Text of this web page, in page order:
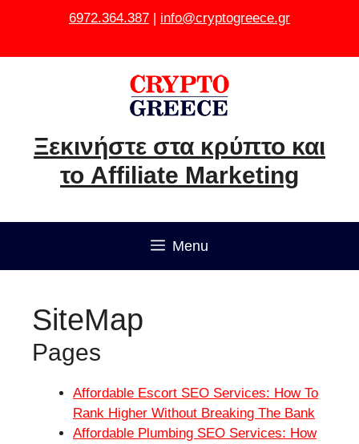
6972.364.387 | info@cryptogreece.gr
Ξεκινήστε στα κρύπτο και
το Affiliate Marketing
Menu
SiteMap
Pages
Affordable Escort SEO Services: How To
Rank Higher Without Breaking The Bank
Affordable Plumbing SEO Services: How